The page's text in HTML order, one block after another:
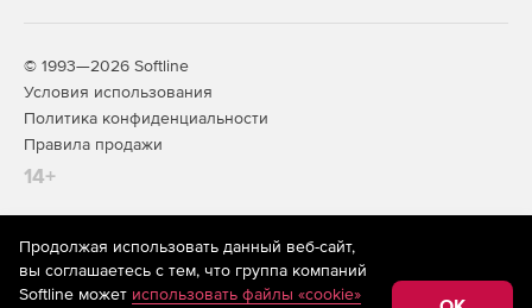
© 1993—2026 Softline
Условия использования
Политика конфиденциальности
Правила продажи
14+
На информационном ресурсе store.softline.ru применяются
рекомендательные технологии(информационные технологии
предоставления информации на основе сбора,
Продолжая использовать данный веб-сайт,
вы соглашаетесь с тем, что группа компаний
Softline может использовать файлы «cookie»